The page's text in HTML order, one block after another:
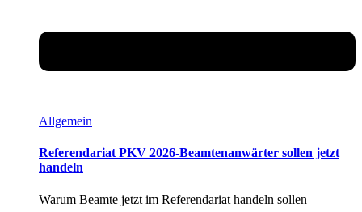
Allgemein
Referendariat PKV 2026-Beamtenanwärter sollen jetzt
handeln
Warum Beamte jetzt im Referendariat handeln sollen